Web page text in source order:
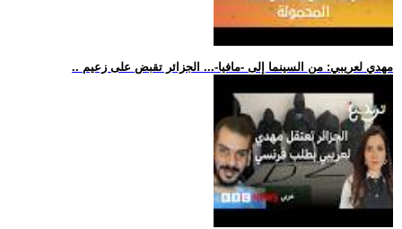
.. مهدي لعريبي: من السينما إلى -مافيا-... الجزائر تقبض على زعيم